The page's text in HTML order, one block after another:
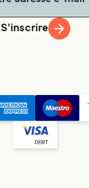
S'inscrire